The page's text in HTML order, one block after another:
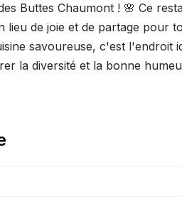
Buttes Chaumont ! 🌸 Ce
de joie et de partage pour
savoureuse, c'est l'endroit
la diversité et la bonne